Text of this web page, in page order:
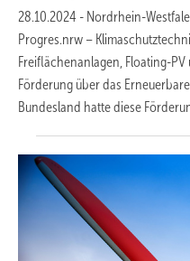
28.10.2024 - Nordrhein-
Progres.nrw –
Freiflächenanlagen, Floating-
Förderung über das
Bundesland hatte diese